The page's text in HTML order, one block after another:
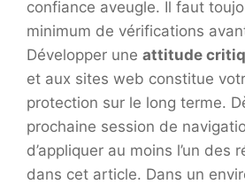
confiance aveugle. Il faut
minimum de vérifications
Développer une attitude
et aux sites web constitue
protection sur le long terme.
prochaine session de
d’appliquer au moins l’un des
dans cet article. Dans un